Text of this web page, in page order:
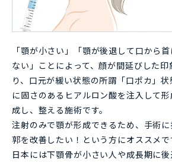
「顎が小さい」「顎が後退して口から
ない」ことによって、顔が間延びした印
り、口元が緩い状態の所謂「口ポカ」
に固さのあるヒアルロン酸を注入して
成し、整える施術です。
注射のみで顎が形成できるため、手術
郭を改善したい！という方にオススメで
日本には下顎骨が小さい人や成長期に